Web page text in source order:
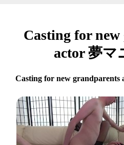
Casting for
actor 夢マ
Casting for new grandparents